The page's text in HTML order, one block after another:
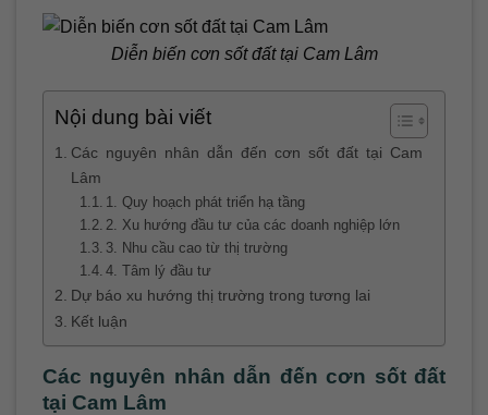
Diễn biến cơn sốt đất tại Cam Lâm
Nội dung bài viết
Các nguyên nhân dẫn đến cơn sốt đất tại Cam
Lâm
1. Quy hoạch phát triển hạ tầng
2. Xu hướng đầu tư của các doanh nghiệp lớn
3. Nhu cầu cao từ thị trường
4. Tâm lý đầu tư
Dự báo xu hướng thị trường trong tương lai
Kết luận
Các nguyên nhân dẫn đến cơn sốt đất
tại Cam Lâm